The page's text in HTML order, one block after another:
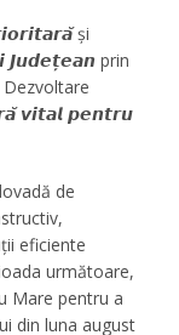
și
𝙅𝙪𝙙𝙚𝙩̦𝙚𝙖𝙣 prin
𝙫𝙞𝙩𝙖𝙡 𝙥𝙚𝙣𝙩𝙧𝙪
de
eficiente
următoare,
Mare pentru a
din luna august